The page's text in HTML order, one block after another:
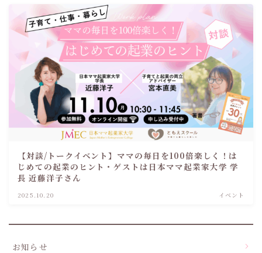
【対談/トークイベント】ママの毎日を100倍楽しく！は
じめての起業のヒント・ゲストは日本ママ起業家大学 学
長 近藤洋子さん
2025.10.20 イベント
お知らせ